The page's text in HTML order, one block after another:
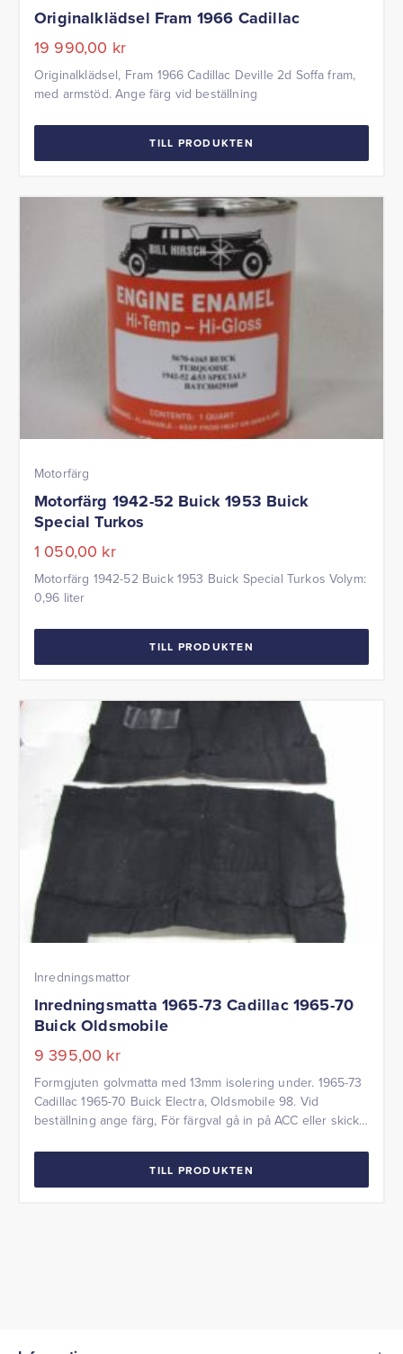
Originalklädsel Fram 1966 Cadillac
19 990,00 kr
Originalklädsel, Fram 1966 Cadillac Deville 2d Soffa fram,
med armstöd. Ange färg vid beställning
TILL PRODUKTEN
Motorfärg
Motorfärg 1942-52 Buick 1953 Buick
Special Turkos
1 050,00 kr
Motorfärg 1942-52 Buick 1953 Buick Special Turkos Volym:
0,96 liter
TILL PRODUKTEN
Inredningsmattor
Inredningsmatta 1965-73 Cadillac 1965-70
Buick Oldsmobile
9 395,00 kr
Formgjuten golvmatta med 13mm isolering under. 1965-73
Cadillac 1965-70 Buick Electra, Oldsmobile 98. Vid
beställning ange färg, För färgval gå in på ACC eller skicka
TILL PRODUKTEN